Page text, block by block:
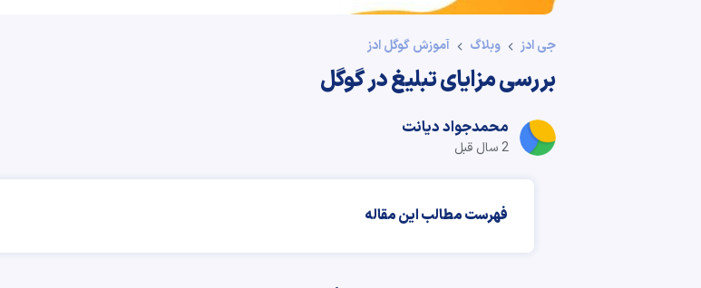
جی ادز وبلاگ آموزش گوگل ادز
بررسی مزایای تبلیغ در گوگل
محمدجواد دیانت
2 سال قبل
فهرست مطالب این مقاله